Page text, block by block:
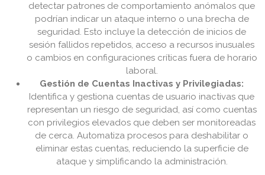
detectar patrones de comportamiento anómalos que
podrían indicar un ataque interno o una brecha de
seguridad. Esto incluye la detección de inicios de
sesión fallidos repetidos, acceso a recursos inusuales
o cambios en configuraciones críticas fuera de horario
laboral.
Gestión de Cuentas Inactivas y Privilegiadas:
Identifica y gestiona cuentas de usuario inactivas que
representan un riesgo de seguridad, así como cuentas
con privilegios elevados que deben ser monitoreadas
de cerca. Automatiza procesos para deshabilitar o
eliminar estas cuentas, reduciendo la superficie de
ataque y simplificando la administración.